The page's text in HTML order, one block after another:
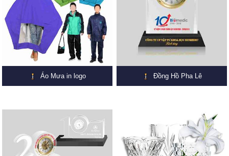
Áo Mưa in logo Đồng Hồ Pha Lê